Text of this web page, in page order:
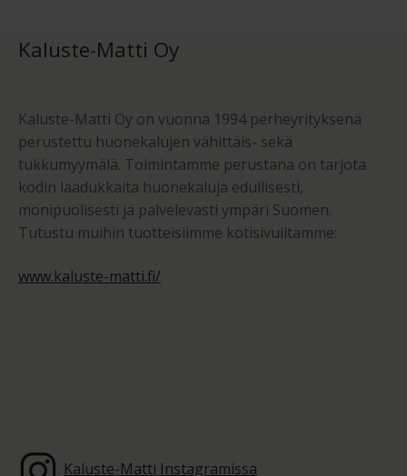
Kaluste-Matti Oy
Kaluste-Matti Oy on vuonna 1994 perheyrityksenä
perustettu huonekalujen vähittäis- sekä
tukkumyymälä. Toimintamme perustana on tarjota
kodin laadukkaita huonekaluja edullisesti,
monipuolisesti ja palvelevasti ympäri Suomen.
Tutustu muihin tuotteisiimme kotisivuiltamme:
www.kaluste-matti.fi/
Kaluste-Matti Instagramissa